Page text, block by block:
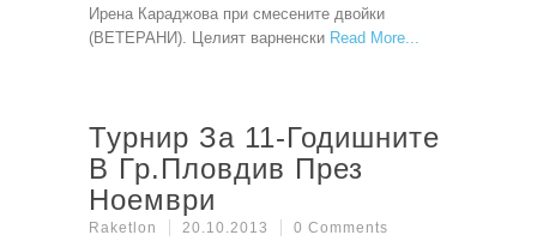
Ирена Караджова при смесените двойки
(ВЕТЕРАНИ). Целият варненски Read More
Турнир За 11-Годишните
В Гр.Пловдив През
Ноември
Raketlon 20.10.2013 0 Comments